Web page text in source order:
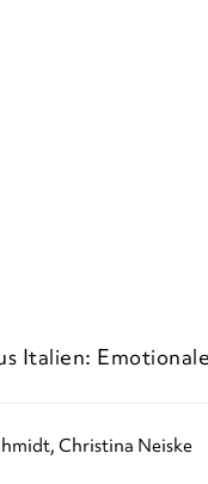
Italien:
Christina Neiske